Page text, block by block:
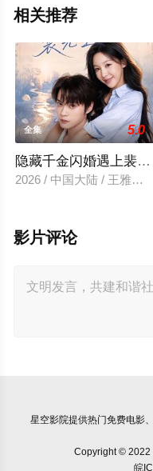
相关推荐
全集 5.0
隐藏千金闪婚遇上裴
2026 / 中国大陆 / 王雅清
影片评论
星空影院提供热门免费电影
Copyright © 2022
皖